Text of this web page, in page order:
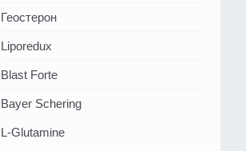
Геостерон
Liporedux
Blast Forte
Bayer Schering
L-Glutamine